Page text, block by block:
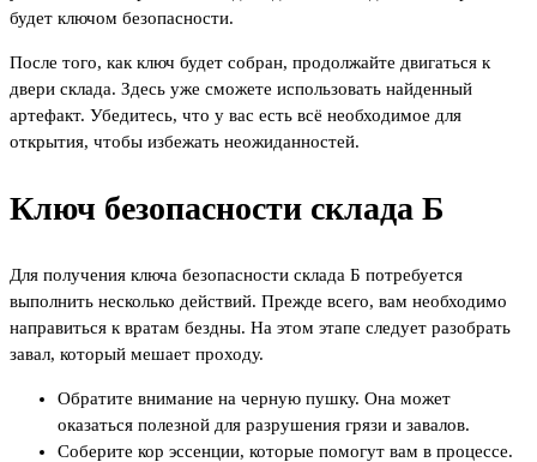
будет ключом безопасности.
После того, как ключ будет собран, продолжайте двигаться к
двери склада. Здесь уже сможете использовать найденный
артефакт. Убедитесь, что у вас есть всё необходимое для
открытия, чтобы избежать неожиданностей.
Ключ безопасности склада Б
Для получения ключа безопасности склада Б потребуется
выполнить несколько действий. Прежде всего, вам необходимо
направиться к вратам бездны. На этом этапе следует разобрать
завал, который мешает проходу.
Обратите внимание на черную пушку. Она может
оказаться полезной для разрушения грязи и завалов.
Соберите кор эссенции, которые помогут вам в процессе.